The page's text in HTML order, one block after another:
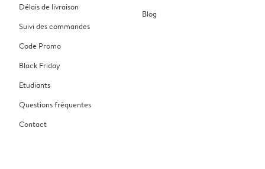
Délais de livraison
Suivi des commandes
Code Promo
Black Friday
Etudiants
Questions fréquentes
Contact
Blog